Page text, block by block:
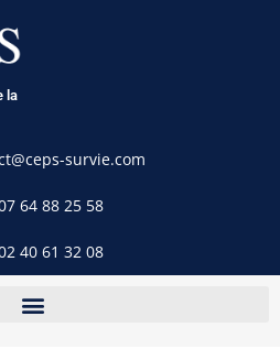
la
survie.com
64 88 25 58
40 61 32 08